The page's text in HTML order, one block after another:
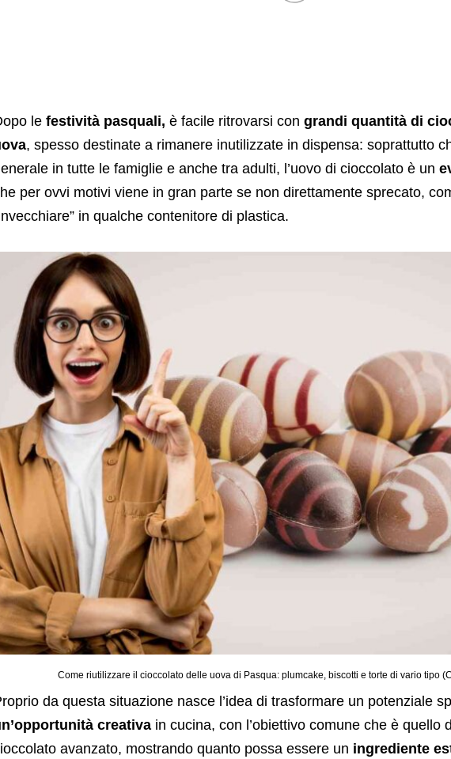
le festività pasquali, è facile ritrovarsi con grandi quantità di
, spesso destinate a rimanere inutilizzate in dispensa: soprattutto
in tutte le famiglie e anche tra adulti, l’uovo di cioccolato è un
per ovvi motivi viene in gran parte se non direttamente sprecato,
in qualche contenitore di plastica.
Come riutilizzare il cioccolato delle uova di Pasqua: plumcake, biscotti e torte di vario tipo
da questa situazione nasce l’idea di trasformare un potenziale
creativain cucina, con l’obiettivo comune che è quello
avanzato, mostrando quanto possa essere un ingrediente